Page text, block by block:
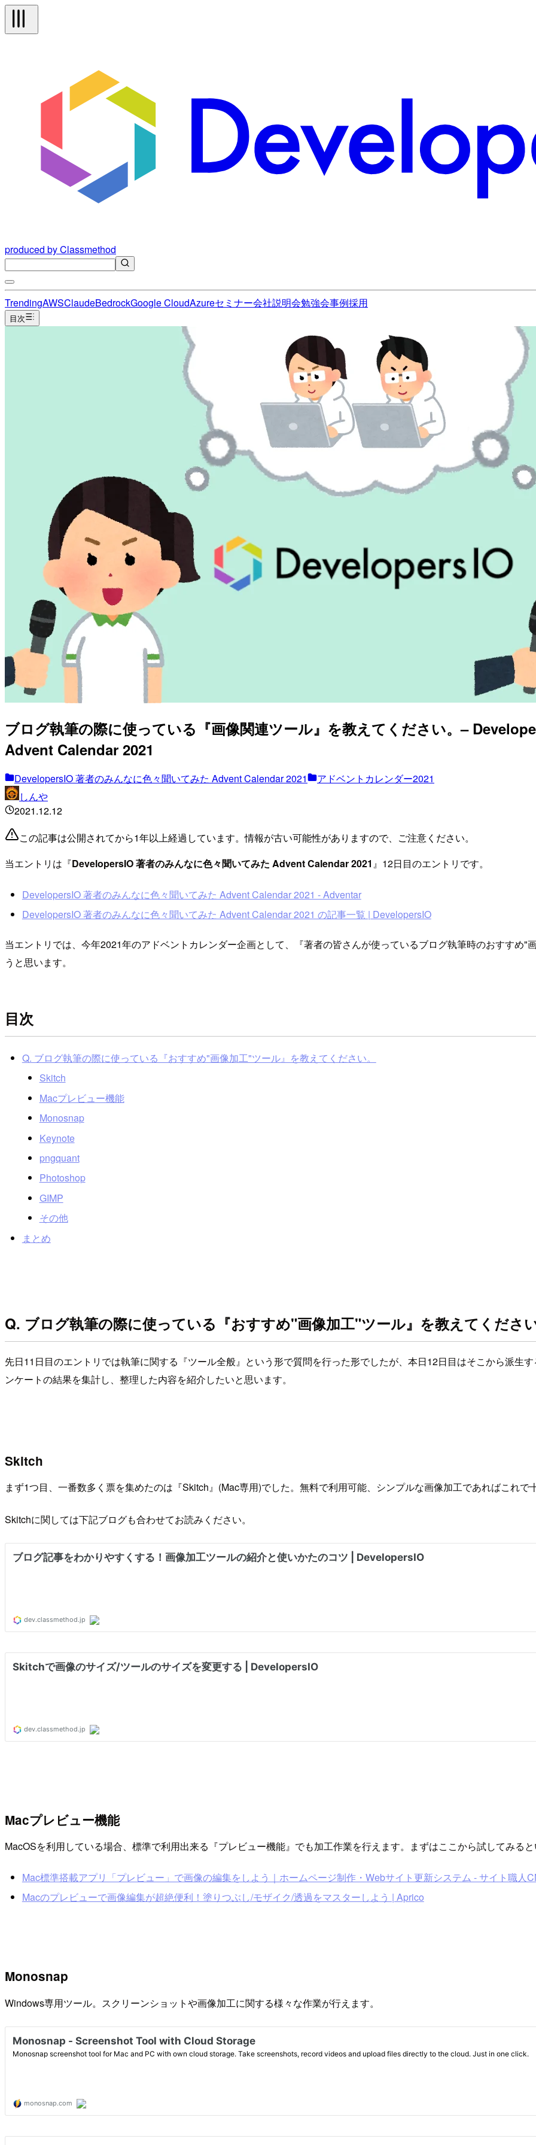
produced by Classmethod
TrendingAWSClaudeBedrockGoogle CloudAzureセミナー会社説明会勉強会事例採用
目次
ブログ執筆の際に使っている『画像関連ツール』を教えてください。–
Advent Calendar 2021
DevelopersIO 著者のみんなに色々聞いてみた Advent Calendar 2021
アドベントカレンダー2021
しんや
2021.12.12
この記事は公開されてから1年以上経過しています。情報が古い可能性がありますので、ご注意ください。
当エントリは『DevelopersIO 著者のみんなに色々聞いてみた Advent Calendar 2021 』12日目のエントリです。
DevelopersIO 著者のみんなに色々聞いてみた Advent Calendar 2021 - Adventar
DevelopersIO 著者のみんなに色々聞いてみた Advent Calendar 2021 の記事一覧 | DevelopersIO
当エントリでは、今年2021年のアドベントカレンダー企画として、『著者の皆さんが使っているブログ執筆時のおすすめ
うと思います。
目次
Q. ブログ執筆の際に使っている『おすすめ"画像加工"ツール』を教えてください。
Skitch
Macプレビュー機能
Monosnap
Keynote
pngquant
Photoshop
GIMP
その他
まとめ
Q. ブログ執筆の際に使っている『おすすめ"画像加工"ツール』を教えてくださ
先日11日目のエントリでは執筆に関する『ツール全般』という形で質問を行った形でしたが、本日12日目はそこから派生
ンケートの結果を集計し、整理した内容を紹介したいと思います。
Skitch
まず1つ目、一番数多く票を集めたのは『Skitch』(Mac専用)でした。無料で利用可能、シンプルな画像加工であればこれ
Skitchに関しては下記ブログも合わせてお読みください。
Macプレビュー機能
MacOSを利用している場合、標準で利用出来る『プレビュー機能』でも加工作業を行えます。まずはここから試してみる
Mac標準搭載アプリ「プレビュー」で画像の編集をしよう｜ホームページ制作・Webサイト更新システム - サイト職人
Macのプレビューで画像編集が超絶便利！塗りつぶし/モザイク/透過をマスターしよう | Aprico
Monosnap
Windows専用ツール。スクリーンショットや画像加工に関する様々な作業が行えます。